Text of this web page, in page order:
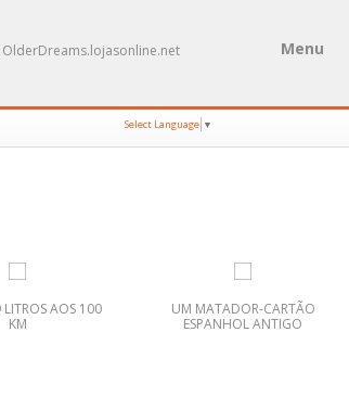
OlderDreams.lojasonline.net Menu
Select Language ▼
LITROS AOS 100
KM
UM MATADOR-CARTÃO
ESPANHOL ANTIGO